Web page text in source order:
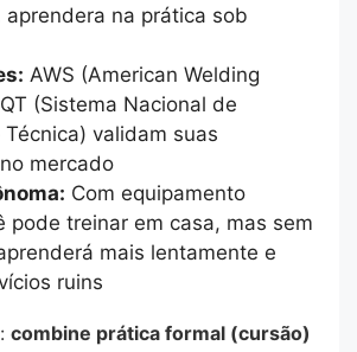
aprendera na prática sob
AWS (American Welding
(Sistema Nacional de
validam suas
mercado
Com equipamento
pode treinar em casa, mas sem
mais lentamente e
ruins
combine prática formal (cursão)